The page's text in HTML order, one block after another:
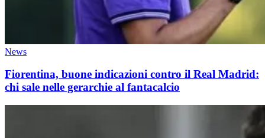
News
Fiorentina, buone indicazioni contro il Real Madrid:
chi sale nelle gerarchie al fantacalcio